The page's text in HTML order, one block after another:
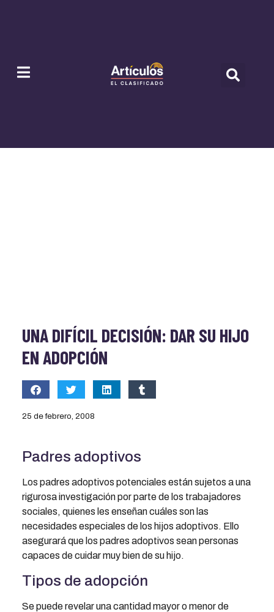
UNA DIFÍCIL DECISIÓN: DAR SU HIJO
EN ADOPCIÓN
25 de febrero, 2008
Padres adoptivos
Los padres adoptivos potenciales están sujetos a una
rigurosa investigación por parte de los trabajadores
sociales, quienes les enseñan cuáles son las
necesidades especiales de los hijos adoptivos. Ello
asegurará que los padres adoptivos sean personas
capaces de cuidar muy bien de su hijo.
Tipos de adopción
Se puede revelar una cantidad mayor o menor de